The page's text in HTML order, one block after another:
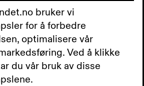
- Salutoganese
har vi besøk av Benkt
som forteller om
salutoganese.
bruker vi
for å forbedre
optimalisere vår
Ved å klikke
du vår bruk av disse